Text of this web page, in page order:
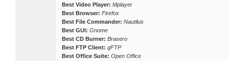
Best Video Player: Mplayer
Best Browser: Firefox
Best File Commander: Nautilus
Best GUI: Gnome
Best CD Burner: Brasero
Best FTP Client: gFTP
Best Office Suite: Open Office